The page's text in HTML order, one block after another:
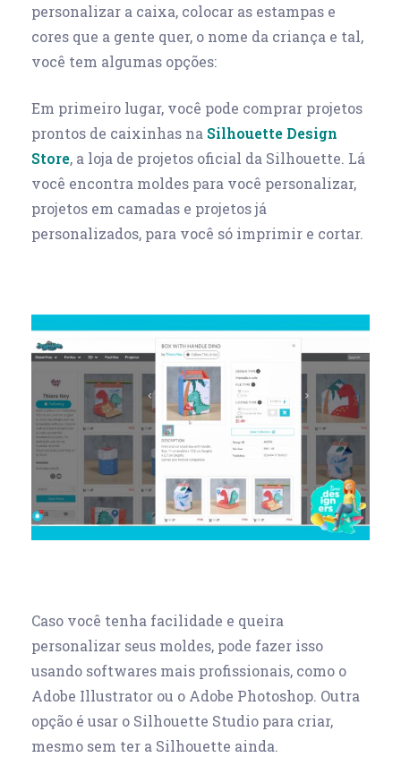
personalizar a caixa, colocar as estampas e
cores que a gente quer, o nome da criança e tal,
você tem algumas opções:
Em primeiro lugar, você pode comprar projetos
prontos de caixinhas na Silhouette Design
Store, a loja de projetos oficial da Silhouette. Lá
você encontra moldes para você personalizar,
projetos em camadas e projetos já
personalizados, para você só imprimir e cortar.
Caso você tenha facilidade e queira
personalizar seus moldes, pode fazer isso
usando softwares mais profissionais, como o
Adobe Illustrator ou o Adobe Photoshop. Outra
opção é usar o Silhouette Studio para criar,
mesmo sem ter a Silhouette ainda.